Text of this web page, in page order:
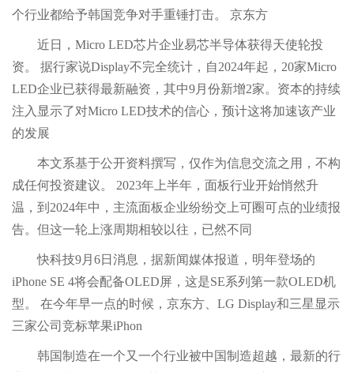
个行业都给予韩国竞争对手重锤打击。 京东方
近日，Micro LED芯片企业易芯半导体获得天使轮投
资。 据行家说Display不完全统计，自2024年起，20家Micro
LED企业已获得最新融资，其中9月份新增2家。资本的持续
注入显示了对Micro LED技术的信心，预计这将加速该产业
的发展
本文系基于公开资料撰写，仅作为信息交流之用，不构
成任何投资建议。 2023年上半年，面板行业开始悄然升
温，到2024年中，主流面板企业纷纷交上可圈可点的业绩报
告。但这一轮上涨周期相较以往，已然不同
快科技9月6日消息，据新闻媒体报道，明年登场的
iPhone SE 4将会配备OLED屏，这是SE系列第一款OLED机
型。 在今年早一点的时候，京东方、LG Display和三星显示
三家公司竞标苹果iPhon
韩国制造在一个又一个行业被中国制造超越，最新的行